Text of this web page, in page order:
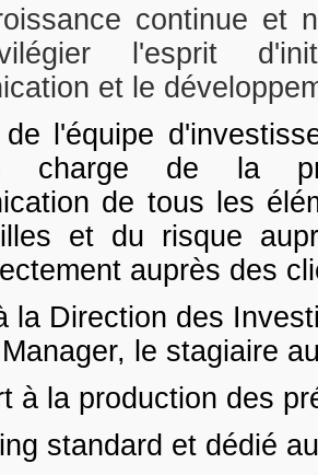
continue et
l'esprit
et le
l'équipe
charge de la
de tous les
et du risque
auprès des
la Direction des
le stagiaire
à la production des
standard et dédié